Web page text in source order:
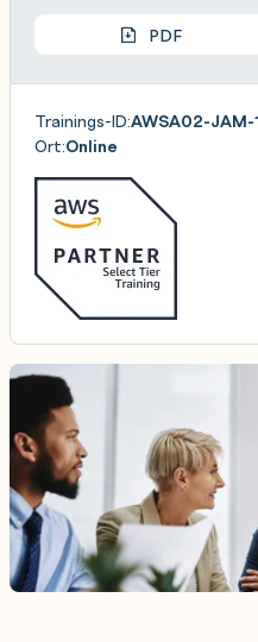
PDF
Trainings-ID:AWSA02-JAM-
Ort:Online